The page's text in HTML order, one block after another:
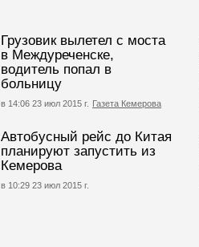
Грузовик вылетел с моста
в Междуреченске,
водитель попал в
больницу
в 14:06 23 июл 2015 г. Газета Кемерова
Автобусный рейс до Китая
планируют запустить из
Кемерова
в 10:29 23 июл 2015 г.